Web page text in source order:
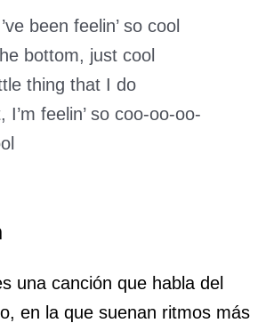
been feelin’ so cool
bottom, just cool
thing that I do
I’m feelin’ so coo-oo-oo-
una canción que habla del
en la que suenan ritmos más